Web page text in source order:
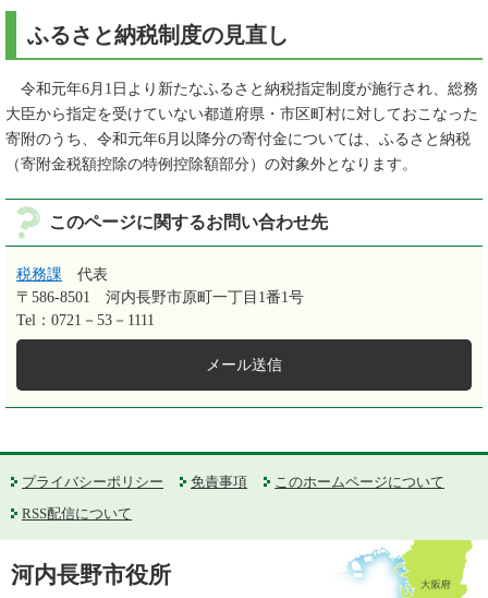
ふるさと納税制度の見直し
令和元年6月1日より新たなふるさと納税指定制度が施行され、総務
大臣から指定を受けていない都道府県・市区町村に対しておこなった
寄附のうち、令和元年6月以降分の寄付金については、ふるさと納税
（寄附金税額控除の特例控除額部分）の対象外となります。
このページに関するお問い合わせ先
税務課
代表
〒586-8501
河内長野市原町一丁目1番1号
Tel：0721－53－1111
メール送信
プライバシーポリシー 免責事項
このホームページについて
RSS配信について
河内長野市役所